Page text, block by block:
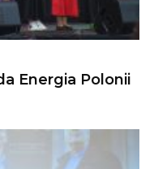
Energia Polonii